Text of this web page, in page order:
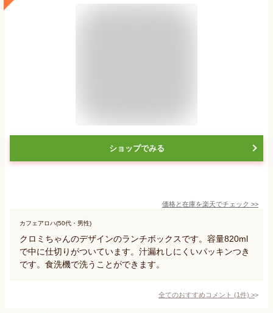
ショップでみる
価格と在庫を楽天でチェック >>
カフェアロハ(50代・男性)
クロミちゃんのデザインのランチボックスです。容量820ml
で中に仕切りがついています。汁漏れしにくいパッキンつき
です。食洗機で洗うことができます。
全てのおすすめコメント (1件) >